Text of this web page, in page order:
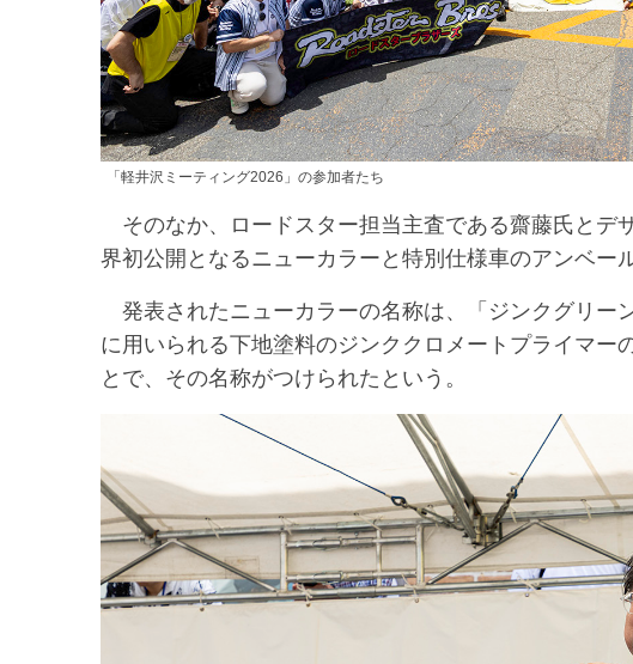
「軽井沢ミーティング2026」の参加者たち
そのなか、ロードスター担当主査である齋藤氏とデ
界初公開となるニューカラーと特別仕様車のアンベー
発表されたニューカラーの名称は、「ジンクグリー
に用いられる下地塗料のジンククロメートプライマ
とで、その名称がつけられたという。